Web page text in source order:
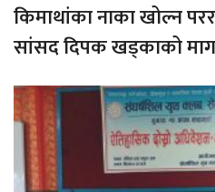
किमाथांका नाका खोल्न
सांसद दिपक खड्काको माग